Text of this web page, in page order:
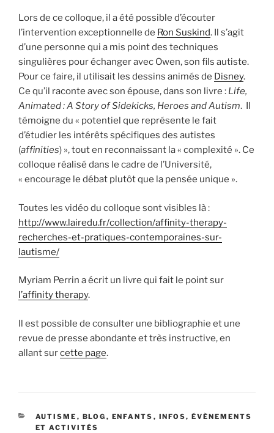
Lors de ce colloque, il a été possible d’écouter
l’intervention exceptionnelle de Ron Suskind. Il s’agit
d’une personne qui a mis point des techniques
singulières pour échanger avec Owen, son fils autiste.
Pour ce faire, il utilisait les dessins animés de Disney.
Ce qu’il raconte avec son épouse, dans son livre : Life,
Animated : A Story of Sidekicks, Heroes and Autism. Il
témoigne du « potentiel que représente le fait
d’étudier les intérêts spécifiques des autistes
(affinities) », tout en reconnaissant la « complexité ». Ce
colloque réalisé dans le cadre de l’Université,
« encourage le débat plutôt que la pensée unique ».
Toutes les vidéo du colloque sont visibles là :
http://www.lairedu.fr/collection/affinity-therapy-
recherches-et-pratiques-contemporaines-sur-
lautisme/
Myriam Perrin a écrit un livre qui fait le point sur
l’affinity therapy.
Il est possible de consulter une bibliographie et une
revue de presse abondante et très instructive, en
allant surcette page.
CATÉGORIES
AUTISME , BLOG , ENFANTS , INFOS, ÉVÈNEMENTS
ET ACTIVITÉS